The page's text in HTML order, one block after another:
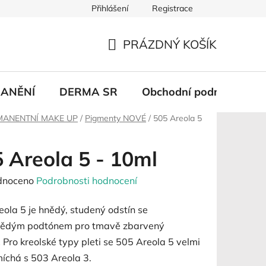
Přihlášení Registrace
KOŠÍK
PRÁZDNÝ KOŠÍK
DERMA SR Obchodní podmínky
MAKE UP / Pigmenty NOVÉ / 505 Areola 5
Areola 5 - 10ml
Podrobnosti hodnocení
5 je hnědý, studený odstín se
podtónem pro tmavě zbarvený
Pro kreolské typy pleti se 505 Areola 5 velmi
s 503 Areola 3.